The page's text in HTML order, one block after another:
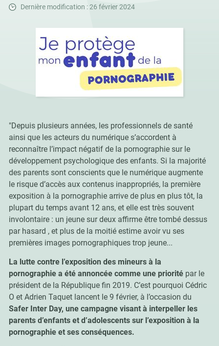
Dernière modification : 26 février 2024
"Depuis plusieurs années, les professionnels de santé
ainsi que les acteurs du numérique s’accordent à
reconnaître l’impact négatif de la pornographie sur le
développement psychologique des enfants. Si la majorité
des parents sont conscients que le numérique augmente
le risque d’accès aux contenus inappropriés, la première
exposition à la pornographie arrive de plus en plus tôt, la
plupart du temps avant 12 ans, et elle est très souvent
involontaire : un jeune sur deux affirme être tombé dessus
par hasard , et plus de la moitié estime avoir vu ses
premières images pornographiques trop jeune...
La lutte contre l’exposition des mineurs à la
pornographie a été annoncée comme une prioritépar le
président de la République fin 2019. C’est pourquoi Cédric
O et Adrien Taquet lancent le 9 février, à l’occasion du
Safer Inter Day, une campagne visant à interpeller les
parents d’enfants et d’adolescents sur l’exposition à la
pornographie et ses conséquences.